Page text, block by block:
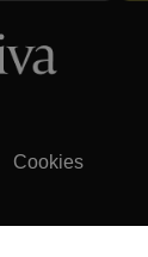
Cookies